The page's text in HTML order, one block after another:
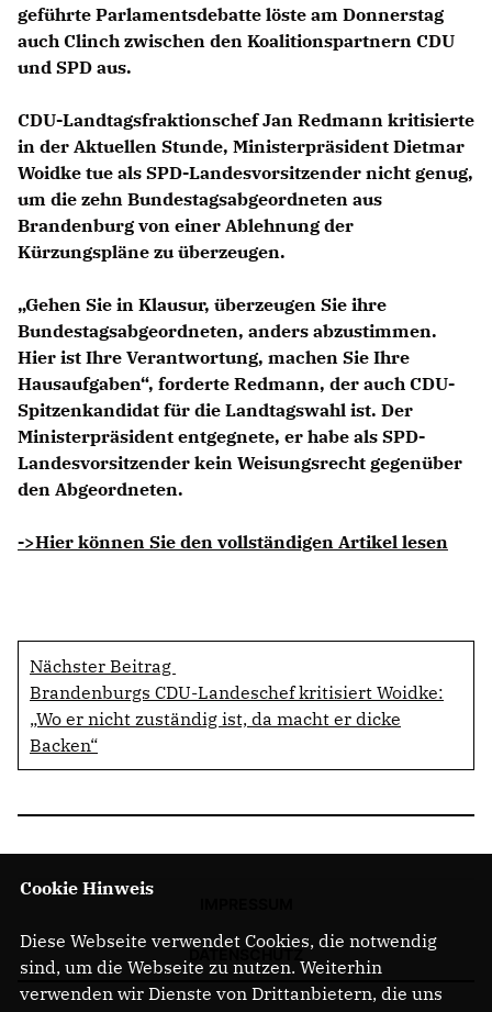
geführte Parlamentsdebatte löste am Donnerstag
auch Clinch zwischen den Koalitionspartnern CDU
und SPD aus.
CDU-LandtagsfraktionschefJan Redmann kritisierte
in der Aktuellen Stunde, Ministerpräsident Dietmar
Woidke tue als SPD-Landesvorsitzender nicht genug,
um die zehn Bundestagsabgeordneten aus
Brandenburg von einer Ablehnung der
Kürzungspläne zu überzeugen.
Gehen Sie in Klausur, überzeugen Sie ihre
Bundestagsabgeordneten, anders abzustimmen.
Hier ist Ihre Verantwortung, machen Sie Ihre
Hausaufgaben“, forderte Redmann, der auch CDU-
Spitzenkandidat für die Landtagswahl ist. Der
Ministerpräsident entgegnete, er habe als SPD-
Landesvorsitzender kein Weisungsrecht gegenüber
den Abgeordneten.
->Hier können Sie den vollständigen Artikel lesen
Nächster Beitrag
Brandenburgs CDU-Landeschef kritisiert Woidke:
Wo er nicht zuständig ist, da macht er dicke
Backen“
Cookie Hinweis
Diese Webseite verwendet Cookies, die notwendig
sind, um die Webseite zu nutzen. Weiterhin
verwenden wir Dienste von Drittanbietern, die uns